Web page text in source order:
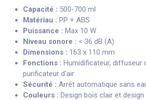
Capacité : 500-700 ml
Matériau : PP + ABS
Puissance : Max 10 W
Niveau sonore : < 36 dB (A)
Dimensions : 163 x 110 mm
Fonctions : Humidificateur, diffuseur
purificateur d'air
Sécurité : Arrêt automatique sans
Couleurs : Design bois clair et